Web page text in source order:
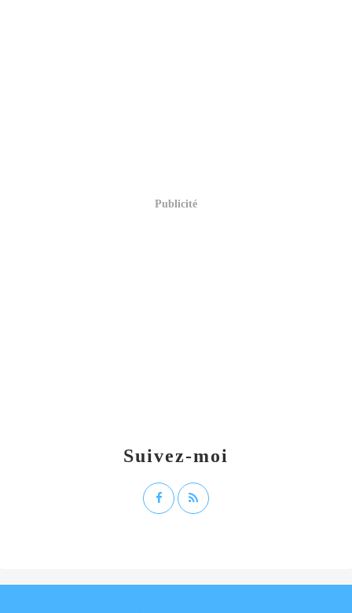
Suivez-moi
Publicité